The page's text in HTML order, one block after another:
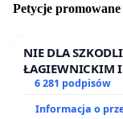
Petycje
NIE DLA
ŁAGIEWNICKIM
6 281 podpisów
Informacja o